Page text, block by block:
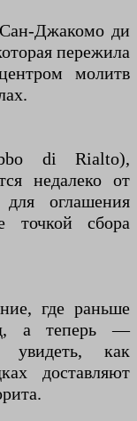
Джакомо ди
пережила
молитв
di Rialto),
недалеко от
оглашения
точкой сбора
где раньше
а теперь —
увидеть, как
доставляют